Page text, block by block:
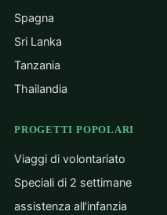
Spagna
Sri Lanka
Tanzania
Thailandia
PROGETTI POPOLARI
Viaggi di volontariato
Speciali di 2 settimane
assistenza all'infanzia